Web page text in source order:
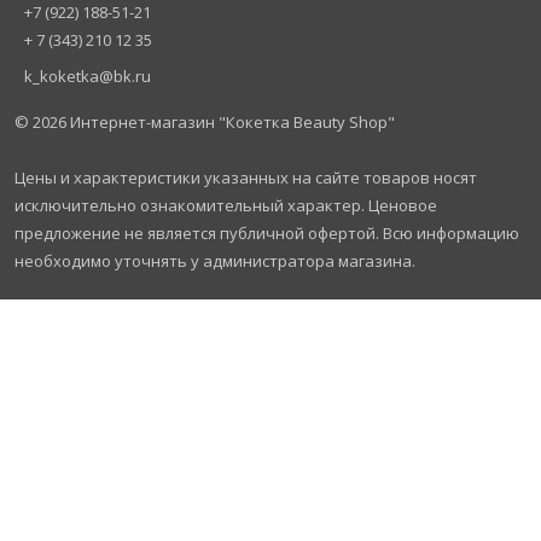
+7 (922) 188-51-21
+ 7 (343) 210 12 35
k_koketka@bk.ru
© 2026 Интернет-магазин "Кокетка Beauty Shop"
Цены и характеристики указанных на сайте товаров носят
исключительно ознакомительный характер. Ценовое
предложение не является публичной офертой. Всю информацию
необходимо уточнять у администратора магазина.